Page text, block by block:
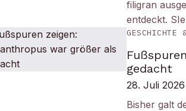
filigran
entdeckt.
GESCHICHTE
gedacht
28. Juli 2026
Bisher galt